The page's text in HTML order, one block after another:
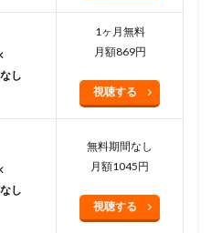
し
1ヶ月無料
月額869円
視聴する
し
無料期間なし
月額1045円
視聴する